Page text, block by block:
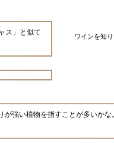
ワインを知
ス」と似て
が強い植物を指すことが多いかな